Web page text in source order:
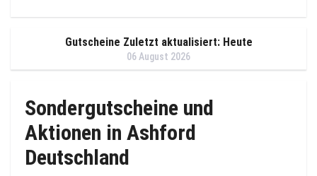
Gutscheine Zuletzt aktualisiert: Heute
06 August 2026
Sondergutscheine und
Aktionen in Ashford
Deutschland